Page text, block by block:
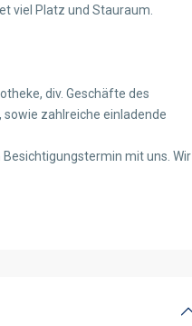
viel Platz und Stauraum.
div. Geschäfte des
zahlreiche einladende
mit uns. Wir